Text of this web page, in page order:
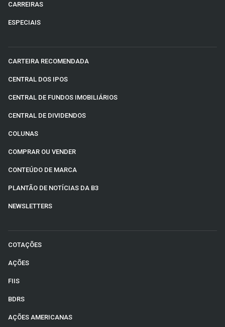
CARREIRAS
ESPECIAIS
CARTEIRA RECOMENDADA
CENTRAL DOS IPOS
CENTRAL DE FUNDOS IMOBILIÁRIOS
CENTRAL DE DIVIDENDOS
COLUNAS
COMPRAR OU VENDER
CONTEÚDO DE MARCA
PLANTÃO DE NOTÍCIAS DA B3
NEWSLETTERS
COTAÇÕES
AÇÕES
FIIS
BDRS
AÇÕES AMERICANAS